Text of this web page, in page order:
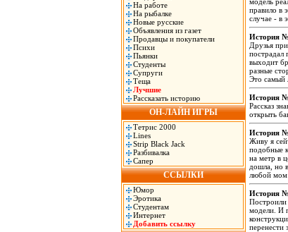
На работе
На рыбалке
Новые русские
Объявления из газет
Продавцы и покупатели
Психи
Пьянки
Студенты
Супруги
Теща
Лучшие
Рассказать историю
ОН-ЛАЙН ИГРЫ
Тетрис 2000
Lines
Strip Black Jack
Разбивалка
Сапер
ССЫЛКИ
Юмор
Эротика
Студентам
Интернет
Добавить ссылку
правило в
случае - в
История
Друзья
пострадал
выходит
разные
Это самый
История
Рассказ
открыть
История
Живу я
подобные
на метр в
дошла, но
любой мом
История
модели. И
перенести